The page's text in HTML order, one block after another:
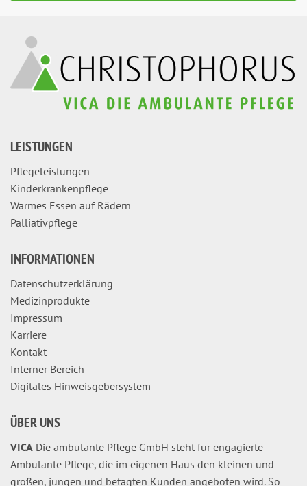
LEISTUNGEN
Pflegeleistungen
Kinderkrankenpflege
Warmes Essen auf Rädern
Palliativpflege
INFORMATIONEN
Datenschutzerklärung
Medizinprodukte
Impressum
Karriere
Kontakt
Interner Bereich
Digitales Hinweisgebersystem
ÜBER UNS
VICA Die ambulante Pflege GmbH steht für engagierte
Ambulante Pflege, die im eigenen Haus den kleinen und
großen, jungen und betagten Kunden angeboten wird. So